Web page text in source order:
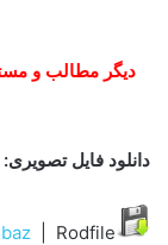
دیگر مطالب و
دانلود فایل
| Rodfile